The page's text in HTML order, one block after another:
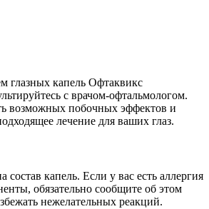
глазных капель Офтаквикс
с врачом-офтальмологом.
возможных побочных эффектов и
лечение для ваших глаз.
капель. Если у вас есть аллергия
обязательно сообщите об этом
нежелательных реакций.